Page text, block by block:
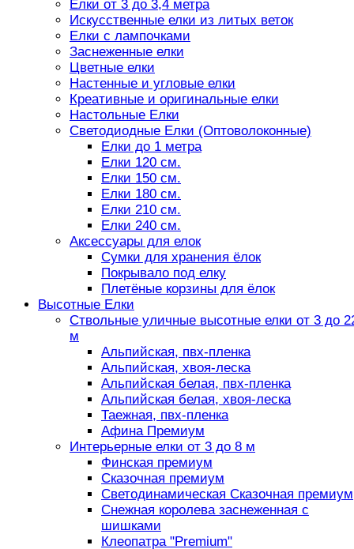
Елки от 3 до 3,4 метра
Искусственные елки из литых веток
Елки с лампочками
Заснеженные елки
Цветные елки
Настенные и угловые елки
Креативные и оригинальные елки
Настольные Елки
Светодиодные Елки (Оптоволоконные)
Елки до 1 метра
Елки 120 см.
Елки 150 см.
Елки 180 см.
Елки 210 см.
Елки 240 см.
Аксессуары для елок
Сумки для хранения ёлок
Покрывало под елку
Плетёные корзины для ёлок
Высотные Елки
Ствольные уличные высотные елки от 3 до
м
Альпийская, пвх-пленка
Альпийская, хвоя-леска
Альпийская белая, пвх-пленка
Альпийская белая, хвоя-леска
Таежная, пвх-пленка
Афина Премиум
Интерьерные елки от 3 до 8 м
Финская премиум
Сказочная премиум
Светодинамическая Сказочная премиум
Снежная королева заснеженная с
шишками
Клеопатра "Premium"